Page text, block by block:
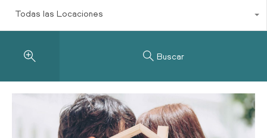
Todas las Locaciones
Buscar